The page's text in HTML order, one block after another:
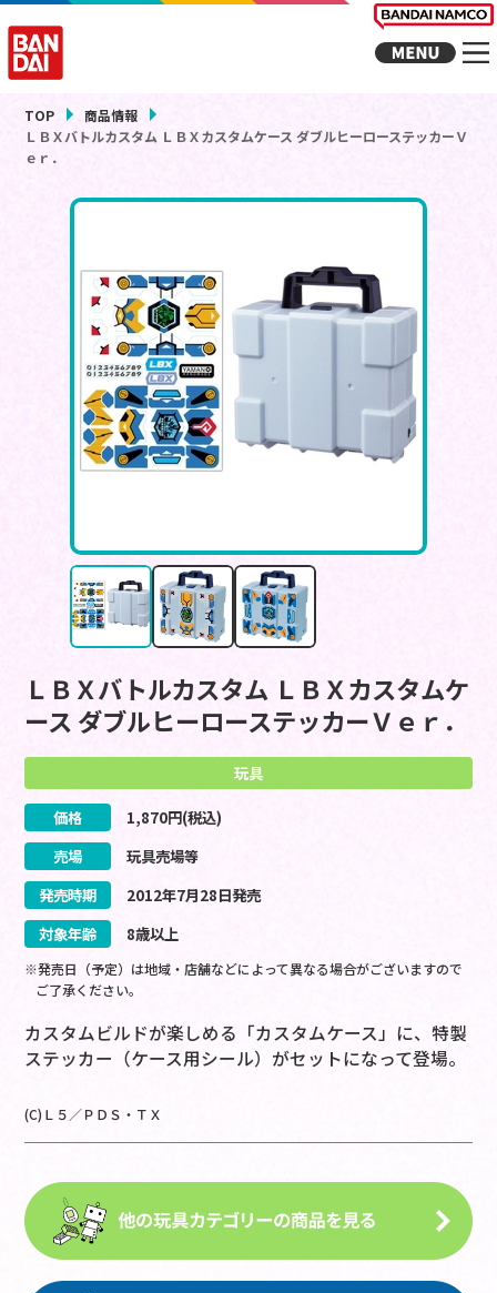
TOP
商品情報
ＬＢＸバトルカスタム ＬＢＸカスタムケース ダブルヒーローステッカーＶ
ｅｒ．
ＬＢＸバトルカスタム ＬＢＸカスタムケ
ース ダブルヒーローステッカーＶｅｒ．
玩具
価格 1,870円(税込)
売場
玩具売場等
発売時期
2012年7月28日発売
対象年齢
8歳以上
※発売日（予定）は地域・店舗などによって異なる場合がございますので
ご了承ください。
カスタムビルドが楽しめる「カスタムケース」に、特製
ステッカー（ケース用シール）がセットになって登場。
(C)Ｌ５／ＰＤＳ・ＴＸ